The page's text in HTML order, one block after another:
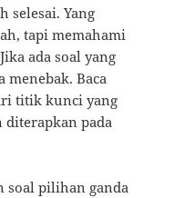
selesai. Yang
tapi memahami
ada soal yang
menebak. Baca
titik kunci yang
diterapkan pada
soal pilihan ganda